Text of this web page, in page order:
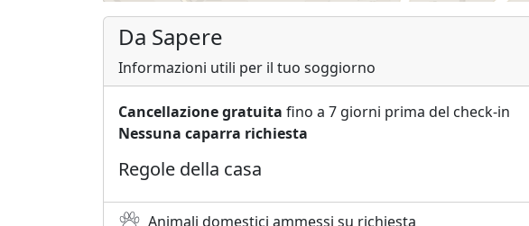
Da Sapere
Informazioni utili per il tuo soggiorno
Cancellazione gratuita fino a 7 giorni prima del check-in
Nessuna caparra richiesta
Regole della casa
Animali domestici ammessi su richiesta